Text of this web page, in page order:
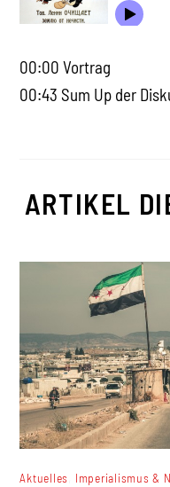
00:00 Vortrag
00:43 Sum Up der
ARTIKEL
Aktuelles Imperialismus &